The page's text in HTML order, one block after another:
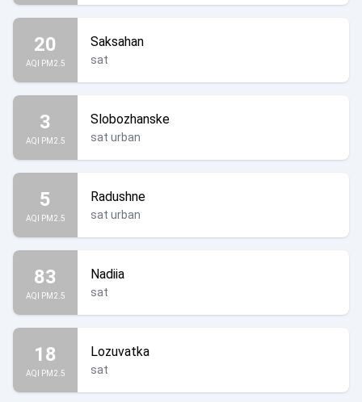
20
AQI PM2.5
Saksahan
sat
3
AQI PM2.5
Slobozhanske
sat urban
5
AQI PM2.5
Radushne
sat urban
83
AQI PM2.5
Nadiia
sat
18
AQI PM2.5
Lozuvatka
sat